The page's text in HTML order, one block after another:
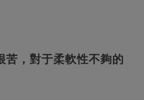
苦，對于柔軟性不夠的